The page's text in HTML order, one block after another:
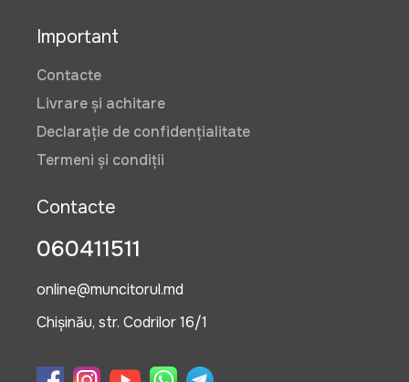
Important
Contacte
Livrare și achitare
Declarație de confidențialitate
Termeni și condiții
Contacte
060411511
online@muncitorul.md
Chișinău, str. Codrilor 16/1